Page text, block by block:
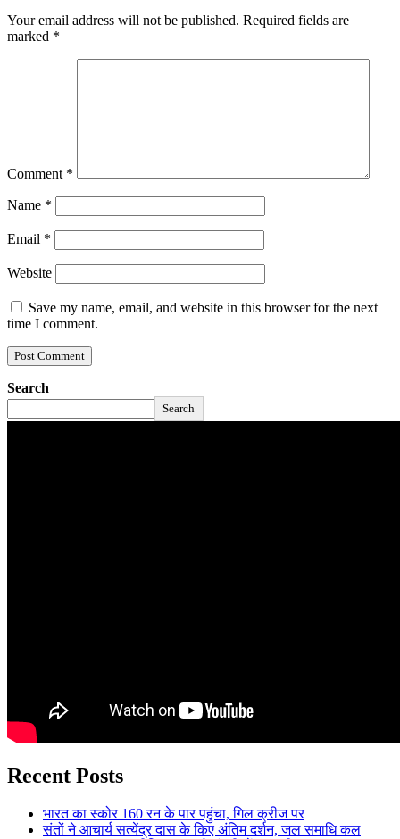
Your email address will not be published. Required fields are
marked *
Comment *
Name *
Email *
Website
Save my name, email, and website in this browser for the next
time I comment.
Search
Search
Recent Posts
भारत का स्कोर 160 रन के पार पहुंचा, गिल क्रीज पर
संतों ने आचार्य सत्येंद्र दास के किए अंतिम दर्शन, जल समाधि कल